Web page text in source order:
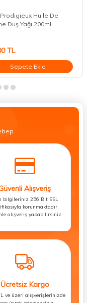
Huile De
Duş Yağı 200ml
TL
Sepete Ekle
Alışveriş
bilgileriniz 256 Bit SSL
korunmaktadır.
alışveriş yapabilirsiniz.
Ücretsiz Kargo
ve üzeri alışverişlerinizde